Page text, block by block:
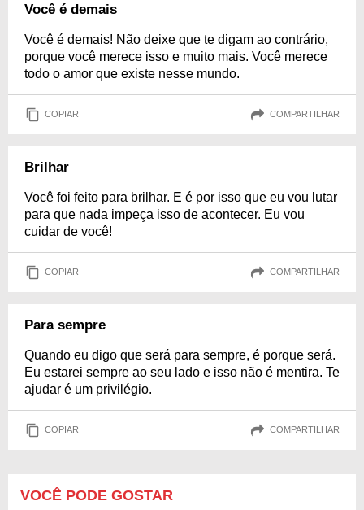
Você é demais
Você é demais! Não deixe que te digam ao contrário,
porque você merece isso e muito mais. Você merece
todo o amor que existe nesse mundo.
COPIAR COMPARTILHAR
Brilhar
Você foi feito para brilhar. E é por isso que eu vou lutar
para que nada impeça isso de acontecer. Eu vou
cuidar de você!
COPIAR COMPARTILHAR
Para sempre
Quando eu digo que será para sempre, é porque será.
Eu estarei sempre ao seu lado e isso não é mentira. Te
ajudar é um privilégio.
COPIAR COMPARTILHAR
VOCÊ PODE GOSTAR